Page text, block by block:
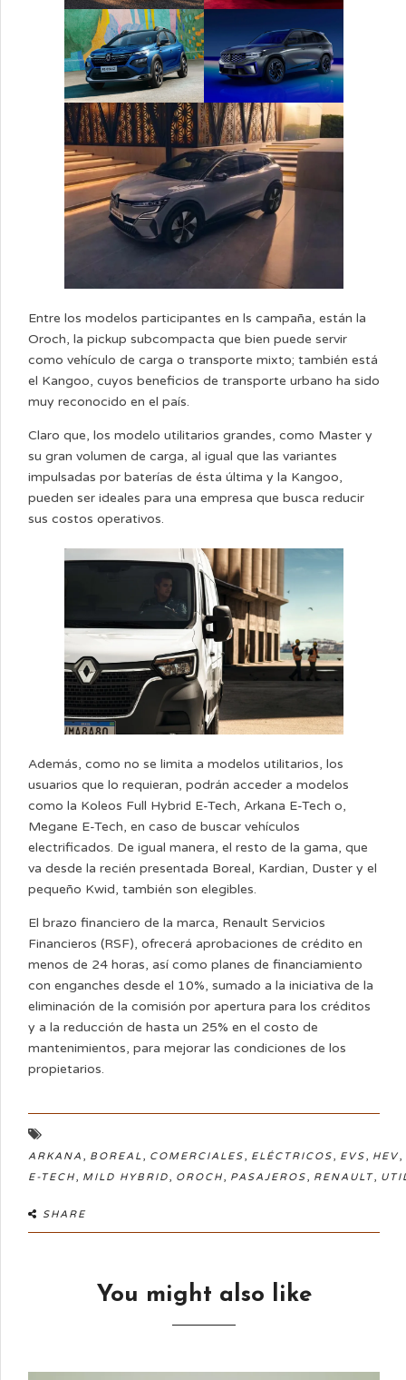
Entre los modelos participantes en ls campaña, están la
Oroch, la pickup subcompacta que bien puede servir
como vehículo de carga o transporte mixto; también está
el Kangoo, cuyos beneficios de transporte urbano ha sido
muy reconocido en el país.
Claro que, los modelo utilitarios grandes, como Master y
su gran volumen de carga, al igual que las variantes
impulsadas por baterías de ésta última y la Kangoo,
pueden ser ideales para una empresa que busca reducir
sus costos operativos.
Además, como no se limita a modelos utilitarios, los
usuarios que lo requieran, podrán acceder a modelos
como la Koleos Full Hybrid E-Tech, Arkana E-Tech o,
Megane E-Tech, en caso de buscar vehículos
electrificados. De igual manera, el resto de la gama, que
va desde la recién presentada Boreal, Kardian, Duster y el
pequeño Kwid, también son elegibles.
El brazo financiero de la marca, Renault Servicios
Financieros (RSF), ofrecerá aprobaciones de crédito en
menos de 24 horas, así como planes de financiamiento
con enganches desde el 10%, sumado a la iniciativa de la
eliminación de la comisión por apertura para los créditos
y a la reducción de hasta un 25% en el costo de
mantenimientos, para mejorar las condiciones de los
propietarios.
ARKANA , BOREAL, COMERCIALES, ELÉCTRICOS, EVS, HEV,
E-TECH, MILD HYBRID, OROCH, PASAJEROS, RENAULT,
SHARE
You might also like